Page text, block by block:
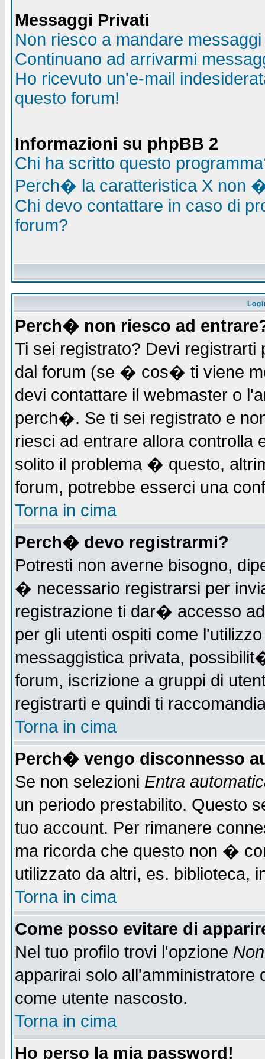
Messaggi Privati
Non riesco a mandare
Continuano ad arrivarmi
Ho ricevuto un'e-mail
questo forum!
Informazioni su phpBB 2
Chi ha scritto questo
Perch� la caratteristica X non
Chi devo contattare in caso di
forum?
Perch� non riesco ad
Ti sei registrato? Devi registrarti
dal forum (se � cos� ti viene
devi contattare il webmaster o
perch�. Se ti sei registrato e
riesci ad entrare allora controlla
solito il problema � questo,
forum, potrebbe esserci una
Torna in cima
Perch� devo registrarmi?
Potresti non averne bisogno,
� necessario registrarsi per
registrazione ti dar� accesso
per gli utenti ospiti come
messaggistica privata,
forum, iscrizione a gruppi di
registrarti e quindi ti
Torna in cima
Perch� vengo disconnesso
Se non selezioni Entra
un periodo prestabilito. Questo
tuo account. Per rimanere
ma ricorda che questo non �
utilizzato da altri, es.
Torna in cima
Come posso evitare di
Nel tuo profilo trovi l'opzione
apparirai solo all'amministratore
come utente nascosto.
Torna in cima
Ho perso la mia password!